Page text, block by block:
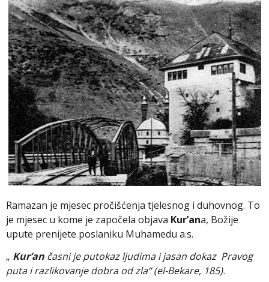
Ramazan je mjesec pročišćenja tjelesnog i duhovnog. To
je mjesec u kome je započela objava Kur’ana, Božije
upute prenijete poslaniku Muhamedu a.s.
„ Kur’an časni je putokaz ljudima i jasan dokaz Pravog
puta i razlikovanje dobra od zla“ (el-Bekare, 185).